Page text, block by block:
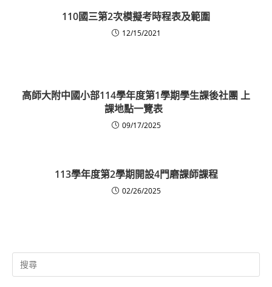
110國三第2次模擬考時程表及範圍
12/15/2021
高師大附中國小部114學年度第1學期學生課後社團 上
課地點一覽表
09/17/2025
113學年度第2學期開設4門磨課師課程
02/26/2025
Search
for: